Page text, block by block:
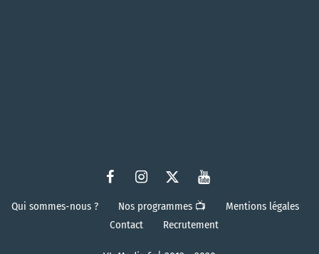
Qui sommes-nous ? Nos programmes 📺
Mentions légales
Contact
Recrutement